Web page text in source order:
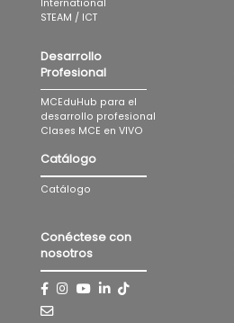
International
STEAM / ICT
Desarrollo
Profesional
MCEduHub para el
desarrollo profesional
Clases MCE en VIVO
Catálogo
Catálogo
Conéctese con
nosotros